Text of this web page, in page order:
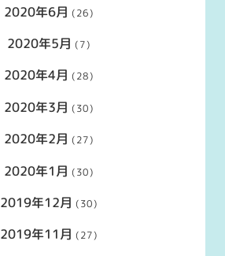
2020年6月 (26)
2020年5月 (7)
2020年4月 (28)
2020年3月 (30)
2020年2月 (27)
2020年1月 (30)
2019年12月 (30)
2019年11月 (27)